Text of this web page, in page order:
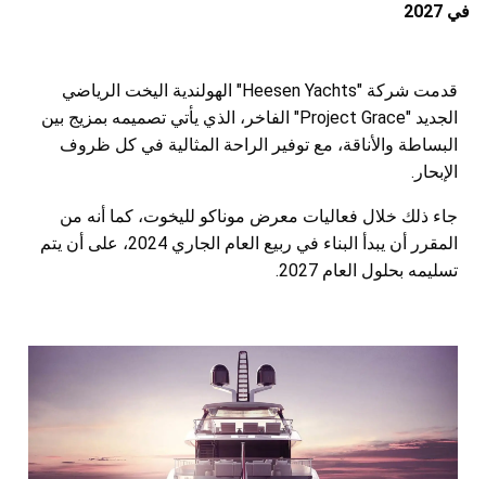
في 2027
قدمت شركة "Heesen Yachts" الهولندية اليخت الرياضي
الجديد "Project Grace" الفاخر، الذي يأتي تصميمه بمزيج بين
البساطة والأناقة، مع توفير الراحة المثالية في كل ظروف
الإبحار.
جاء ذلك خلال فعاليات معرض موناكو لليخوت، كما أنه من
المقرر أن يبدأ البناء في ربيع العام الجاري 2024، على أن يتم
تسليمه بحلول العام 2027.